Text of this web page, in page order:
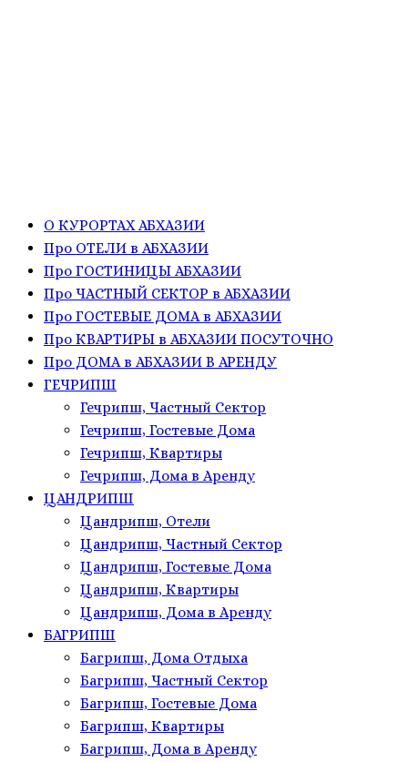
О КУРОРТАХ АБХАЗИИ
Про ОТЕЛИ в АБХАЗИИ
Про ГОСТИНИЦЫ АБХАЗИИ
Про ЧАСТНЫЙ СЕКТОР в АБХАЗИИ
Про ГОСТЕВЫЕ ДОМА в АБХАЗИИ
Про КВАРТИРЫ в АБХАЗИИ ПОСУТОЧНО
Про ДОМА в АБХАЗИИ В АРЕНДУ
ГЕЧРИПШ
Гечрипш, Частный Сектор
Гечрипш, Гостевые Дома
Гечрипш, Квартиры
Гечрипш, Дома в Аренду
ЦАНДРИПШ
Цандрипш, Отели
Цандрипш, Частный Сектор
Цандрипш, Гостевые Дома
Цандрипш, Квартиры
Цандрипш, Дома в Аренду
БАГРИПШ
Багрипш, Дома Отдыха
Багрипш, Частный Сектор
Багрипш, Гостевые Дома
Багрипш, Квартиры
Багрипш, Дома в Аренду